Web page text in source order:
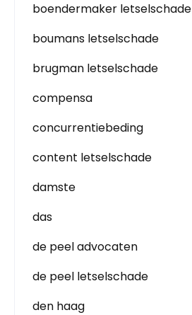
boendermaker letselschade
boumans letselschade
brugman letselschade
compensa
concurrentiebeding
content letselschade
damste
das
de peel advocaten
de peel letselschade
den haag